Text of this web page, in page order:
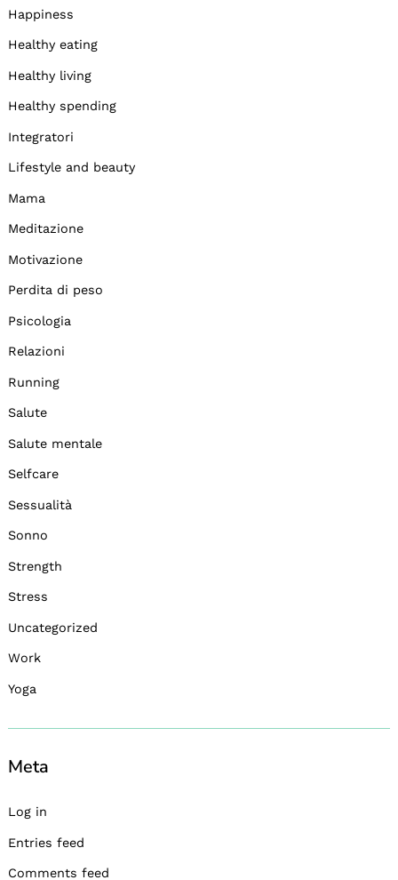
Happiness
Healthy eating
Healthy living
Healthy spending
Integratori
Lifestyle and beauty
Mama
Meditazione
Motivazione
Perdita di peso
Psicologia
Relazioni
Running
Salute
Salute mentale
Selfcare
Sessualità
Sonno
Strength
Stress
Uncategorized
Work
Yoga
Meta
Log in
Entries feed
Comments feed